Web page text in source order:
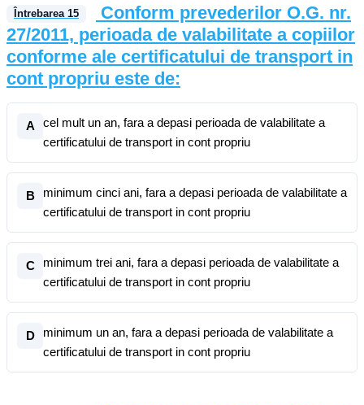
Întrebarea 15
Conform prevederilor O.G. nr.
27/2011, perioada de valabilitate a copiilor
conforme ale certificatului de transport in
cont propriu este de:
A
cel mult un an, fara a depasi perioada de valabilitate a
certificatului de transport in cont propriu
B
minimum cinci ani, fara a depasi perioada de valabilitate a
certificatului de transport in cont propriu
C
minimum trei ani, fara a depasi perioada de valabilitate a
certificatului de transport in cont propriu
D
minimum un an, fara a depasi perioada de valabilitate a
certificatului de transport in cont propriu